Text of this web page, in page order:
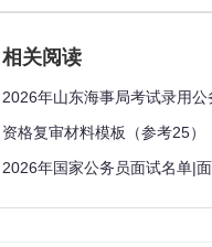
相关阅读
资格复审材料模板（参考25）